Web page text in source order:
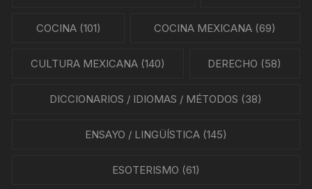
COCINA(101) COCINA MEXICANA (69)
CULTURA MEXICANA(140) DERECHO (58)
DICCIONARIOS / IDIOMAS / MÉTODOS (38)
ENSAYO / LINGÜÍSTICA(145)
ESOTERISMO (61)